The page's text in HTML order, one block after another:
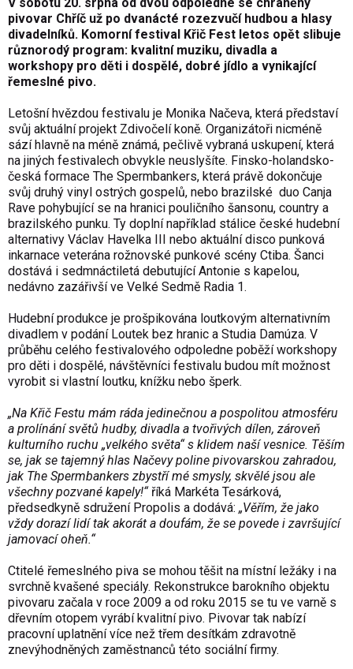
pivovar Chříč už po dvanácté rozezvučí hudbou a hlasy
divadelníků. Komorní festival Křič Fest letos opět slibuje
různorodý program: kvalitní muziku, divadla a
workshopy pro děti i dospělé, dobré jídlo a vynikající
řemeslné pivo.
Letošní hvězdou festivalu je Monika Načeva, která představí
svůj aktuální projekt Zdivočelí koně. Organizátoři nicméně
sází hlavně na méně známá, pečlivě vybraná uskupení, která
na jiných festivalech obvykle neuslyšíte. Finsko-holandsko-
česká formace The Spermbankers, která právě dokončuje
svůj druhý vinyl ostrých gospelů, nebo brazilské duo Canja
Rave pohybující se na hranici pouličního šansonu, country a
brazilského punku. Ty doplní například stálice české hudební
alternativy Václav Havelka III nebo aktuální disco punková
inkarnace veterána rožnovské punkové scény Ctiba. Šanci
dostává i sedmnáctiletá debutující Antonie s kapelou,
nedávno zazářivší ve Velké Sedmě Radia 1.
Hudební produkce je prošpikována loutkovým alternativním
divadlem v podání Loutek bez hranic a Studia Damúza. V
průběhu celého festivalového odpoledne poběží workshopy
pro děti i dospělé, návštěvníci festivalu budou mít možnost
vyrobit si vlastní loutku, knížku nebo šperk.
„Na Křič Festu mám ráda jedinečnou a pospolitou atmosféru
a prolínání světů hudby, divadla a tvořivých dílen, zároveň
kulturního ruchu „velkého světa“ s klidem naší vesnice. Těším
se, jak se tajemný hlas Načevy poline pivovarskou zahradou,
jak The Spermbankers zbystří mé smysly, skvělé jsou ale
všechny pozvané kapely!“ říká Markéta Tesárková,
předsedkyně sdružení Propolis a dodává: „Věřím, že jako
vždy dorazí lidí tak akorát a doufám, že se povede i završující
jamovací oheň.“
Ctitelé řemeslného piva se mohou těšit na místní ležáky i na
svrchně kvašené speciály. Rekonstrukce barokního objektu
pivovaru začala v roce 2009 a od roku 2015 se tu ve varně s
dřevním otopem vyrábí kvalitní pivo. Pivovar tak nabízí
pracovní uplatnění více než třem desítkám zdravotně
znevýhodněných zaměstnanců této sociální firmy.